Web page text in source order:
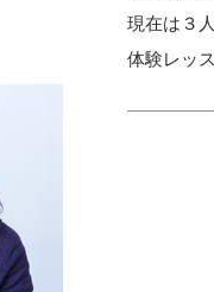
現在は３
体験レッ